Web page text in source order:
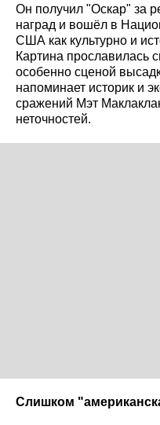
Он получил "Оскар" за
наград и вошёл в
США как культурно и
Картина прославилась
особенно сценой
напоминает историк и
сражений Мэт
неточностей.
Слишком